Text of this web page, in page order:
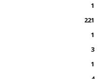
1
221
1
3
1